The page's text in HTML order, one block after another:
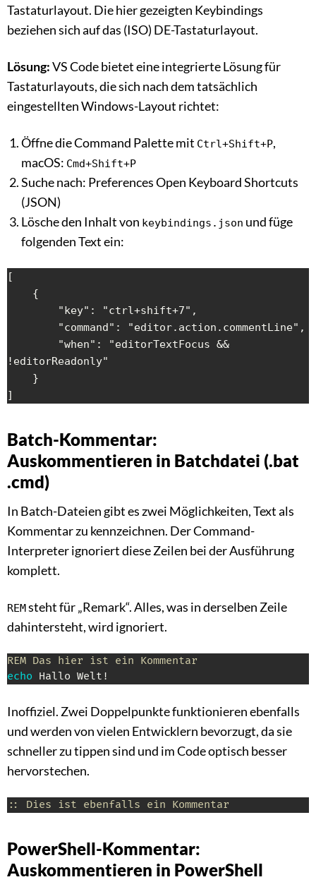
Tastaturlayout. Die hier gezeigten Keybindings
beziehen sich auf das (ISO) DE-Tastaturlayout.
Lösung:VS Code bietet eine integrierte Lösung für
Tastaturlayouts, die sich nach dem tatsächlich
eingestellten Windows-Layout richtet:
Öffne die Command Palette mit Ctrl+Shift+P,
macOS: Cmd+Shift+P
Suche nach: Preferences Open Keyboard Shortcuts
(JSON)
Lösche den Inhalt von keybindings.json und füge
folgenden Text ein:
[
!editorReadonly"
]
Batch-Kommentar:
Auskommentieren in Batchdatei (.bat
.cmd)
In Batch-Dateien gibt es zwei Möglichkeiten, Text als
Kommentar zu kennzeichnen. Der Command-
Interpreter ignoriert diese Zeilen bei der Ausführung
komplett.
REMsteht für „Remark“. Alles, was in derselben Zeile
dahintersteht, wird ignoriert.
REM Das hier ist ein Kommentar
echo Hallo Welt!
Inoffiziel. Zwei Doppelpunkte funktionieren ebenfalls
und werden von vielen Entwicklern bevorzugt, da sie
schneller zu tippen sind und im Code optisch besser
hervorstechen.
:: Dies ist ebenfalls ein Kommentar
PowerShell-Kommentar:
Auskommentieren in PowerShell